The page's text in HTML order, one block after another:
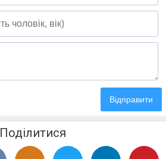
Поділитися